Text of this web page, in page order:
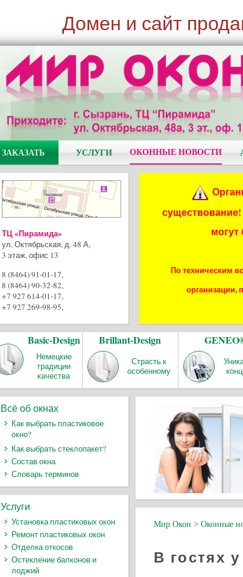
Домен и сайт
ЗАКАЗАТЬ УСЛУГИ ОКОННЫЕ НОВОСТИ
ТЦ «Пирамида»
ул. Октябрьская, д. 48 А,
3 этаж, офис 13
8 (8464) 91-01-17,
8 (8464) 90-32-82,
+7 927 614-01-17,
+7 927 269-98-95,
По техническим
организации,
Basic-Design
Немецкие
традиции
качества
Brillant-Design
Страсть к
особенному
Мир Окон > Оконные
В гостях
Всё об окнах
Как выбрать пластиковое
окно?
Как выбрать стеклопакет?
Состав окна
Словарь терминов
Услуги
Установка пластиковых окон
Ремонт пластиковых окон
Отделка откосов
Остекление балконов и
лоджий